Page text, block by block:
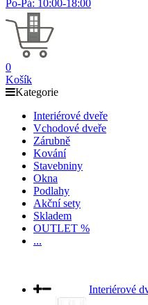
Po-Pá: 10:00-18:00
0
Košík
Kategorie
Interiérové dveře
Vchodové dveře
Zárubně
Kování
Stavebniny
Okna
Podlahy
Akční sety
Skladem
OUTLET %
...
Interiérové